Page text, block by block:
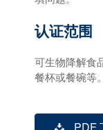
认证范围
可生物降解食
餐杯或餐碗等。
PDF